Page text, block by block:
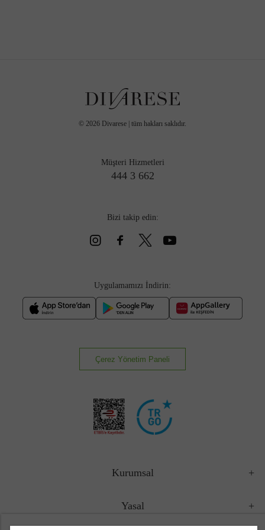
© 2026 Divarese | tüm hakları saklıdır.
Müşteri Hizmetleri
444 3 662
Bizi takip edin:
Uygulamamızı İndirin:
Çerez Yönetim Paneli
Kurumsal
Yasal